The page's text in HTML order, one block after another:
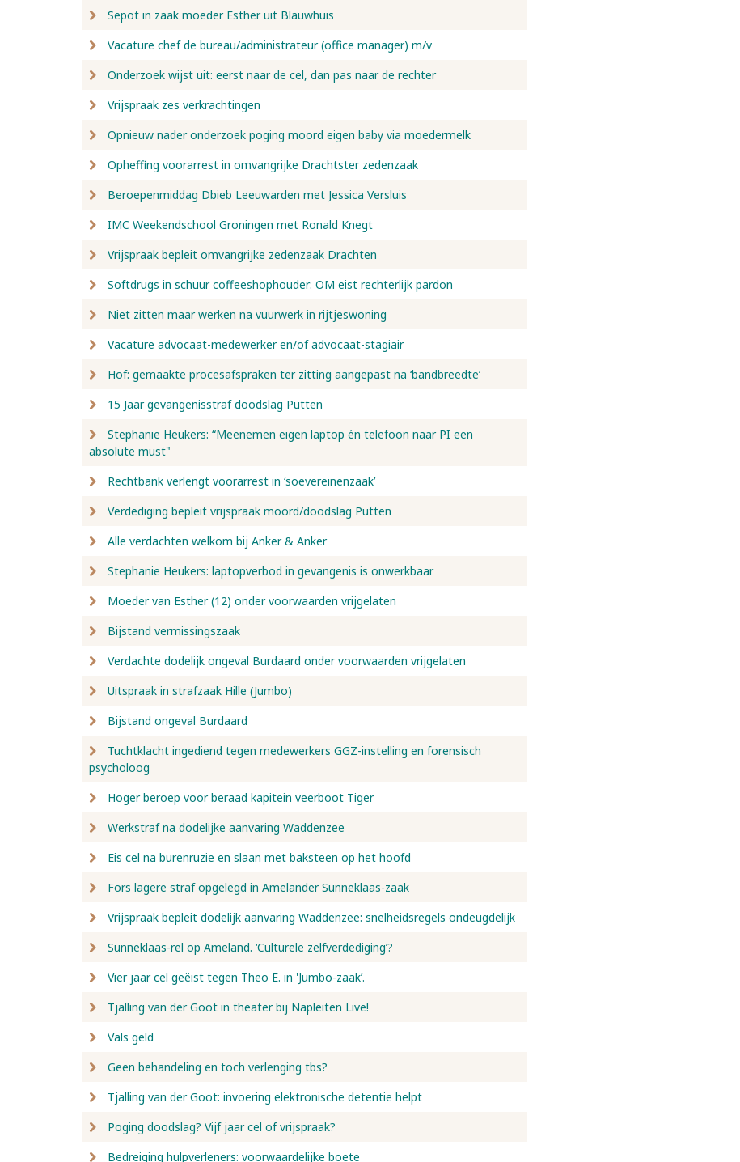
Sepot in zaak moeder Esther uit Blauwhuis
Vacature chef de bureau/administrateur (office manager) m/v
Onderzoek wijst uit: eerst naar de cel, dan pas naar de rechter
Vrijspraak zes verkrachtingen
Opnieuw nader onderzoek poging moord eigen baby via moedermelk
Opheffing voorarrest in omvangrijke Drachtster zedenzaak
Beroepenmiddag Dbieb Leeuwarden met Jessica Versluis
IMC Weekendschool Groningen met Ronald Knegt
Vrijspraak bepleit omvangrijke zedenzaak Drachten
Softdrugs in schuur coffeeshophouder: OM eist rechterlijk pardon
Niet zitten maar werken na vuurwerk in rijtjeswoning
Vacature advocaat-medewerker en/of advocaat-stagiair
Hof: gemaakte procesafspraken ter zitting aangepast na ‘bandbreedte’
15 Jaar gevangenisstraf doodslag Putten
Stephanie Heukers: “Meenemen eigen laptop én telefoon naar PI een
absolute must"
Rechtbank verlengt voorarrest in ‘soevereinenzaak’
Verdediging bepleit vrijspraak moord/doodslag Putten
Alle verdachten welkom bij Anker & Anker
Stephanie Heukers: laptopverbod in gevangenis is onwerkbaar
Moeder van Esther (12) onder voorwaarden vrijgelaten
Bijstand vermissingszaak
Verdachte dodelijk ongeval Burdaard onder voorwaarden vrijgelaten
Uitspraak in strafzaak Hille (Jumbo)
Bijstand ongeval Burdaard
Tuchtklacht ingediend tegen medewerkers GGZ-instelling en forensisch
psycholoog
Hoger beroep voor beraad kapitein veerboot Tiger
Werkstraf na dodelijke aanvaring Waddenzee
Eis cel na burenruzie en slaan met baksteen op het hoofd
Fors lagere straf opgelegd in Amelander Sunneklaas-zaak
Vrijspraak bepleit dodelijk aanvaring Waddenzee: snelheidsregels ondeugdelijk
Sunneklaas-rel op Ameland. ‘Culturele zelfverdediging’?
Vier jaar cel geëist tegen Theo E. in 'Jumbo-zaak’.
Tjalling van der Goot in theater bij Napleiten Live!
Vals geld
Geen behandeling en toch verlenging tbs?
Tjalling van der Goot: invoering elektronische detentie helpt
Poging doodslag? Vijf jaar cel of vrijspraak?
Bedreiging hulpverleners: voorwaardelijke boete